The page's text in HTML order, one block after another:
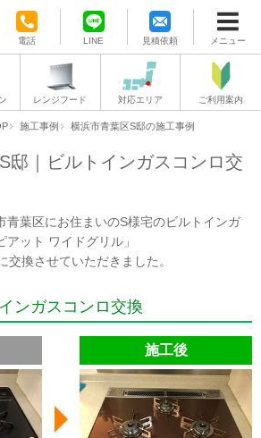
電話 LINE 見積依頼 メニュー
レンジフード 対応エリア ご利用案内
施工事例 横浜市青葉区S邸の施工事例
邸｜ビルトインガスコンロ交
青葉区にお住まいのS様宅のビルトインガ
ット ワイドグリル」
交換させていただきました。
ンガスコンロ交換
施工後